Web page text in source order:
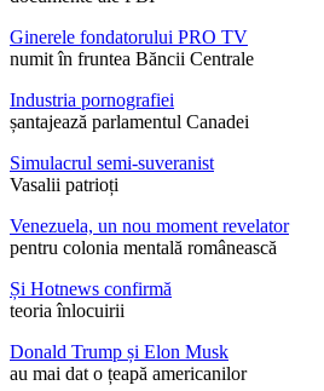
Ginerele fondatorului PRO TV
numit în fruntea Băncii Centrale
Industria pornografiei
șantajează parlamentul Canadei
Simulacrul semi-suveranist
Vasalii patrioți
Venezuela, un nou moment revelator
pentru colonia mentală românească
Și Hotnews confirmă
teoria înlocuirii
Donald Trump și Elon Musk
au mai dat o țeapă americanilor